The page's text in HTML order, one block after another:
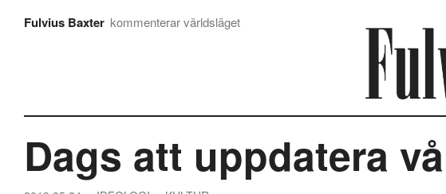
Fulvius Baxter kommenterar världsläget
Dags att uppdatera